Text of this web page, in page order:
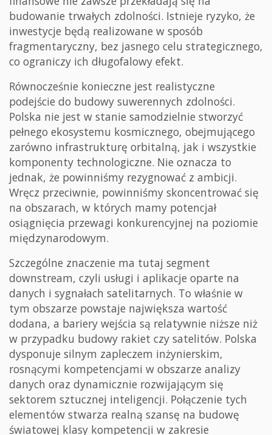
budowanie trwałych zdolności. Istnieje ryzyko, że
inwestycje będą realizowane w sposób
fragmentaryczny, bez jasnego celu strategicznego,
co ograniczy ich długofalowy efekt.
Równocześnie konieczne jest realistyczne
podejście do budowy suwerennych zdolności.
Polska nie jest w stanie samodzielnie stworzyć
pełnego ekosystemu kosmicznego, obejmującego
zarówno infrastrukturę orbitalną, jak i wszystkie
komponenty technologiczne. Nie oznacza to
jednak, że powinniśmy rezygnować z ambicji.
Wręcz przeciwnie, powinniśmy skoncentrować się
na obszarach, w których mamy potencjał
osiągnięcia przewagi konkurencyjnej na poziomie
międzynarodowym.
Szczególne znaczenie ma tutaj segment
downstream, czyli usługi i aplikacje oparte na
danych i sygnałach satelitarnych. To właśnie w
tym obszarze powstaje największa wartość
dodana, a bariery wejścia są relatywnie niższe niż
w przypadku budowy rakiet czy satelitów. Polska
dysponuje silnym zapleczem inżynierskim,
rosnącymi kompetencjami w obszarze analizy
danych oraz dynamicznie rozwijającym się
sektorem sztucznej inteligencji. Połączenie tych
elementów stwarza realną szansę na budowę
światowej klasy kompetencji w zakresie